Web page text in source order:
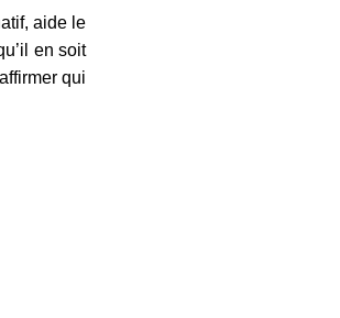
aide le
en soit
qui